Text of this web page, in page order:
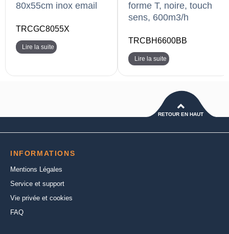
80x55cm inox email
TRCGC8055X
Lire la suite
forme T, noire, touch
sens, 600m3/h
TRCBH6600BB
Lire la suite
RETOUR EN HAUT
INFORMATIONS
Mentions Légales
Service et support
Vie privée et cookies
FAQ